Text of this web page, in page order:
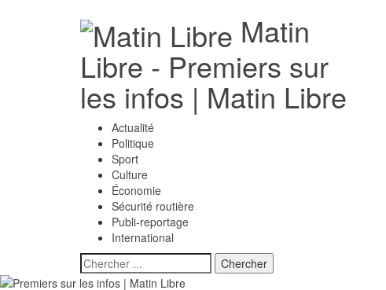
Matin
Libre - Premiers sur
les infos | Matin Libre
Actualité
Politique
Sport
Culture
Économie
Sécurité routière
Publi-reportage
International